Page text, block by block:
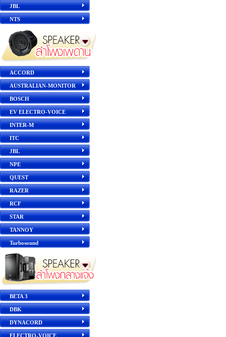
JBL
NTS
ACCORD
AUSTRALIAN-MONITOR
BOSCH
EV ELECTRO-VOICE
INTER-M
ITC
JBL
NPE
QUEST
RAZER
RCF
STAR
TANNOY
Turbosound
BETA 3
DBK
DYNACORD
ELECTRO-VOICE